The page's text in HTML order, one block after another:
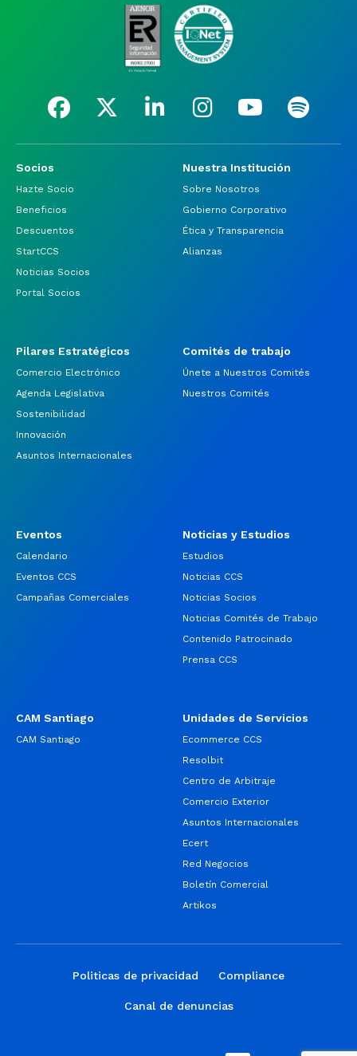
Socios
Hazte Socio
Beneficios
Descuentos
StartCCS
Noticias Socios
Portal Socios
Nuestra Institución
Sobre Nosotros
Gobierno Corporativo
Ética y Transparencia
Alianzas
Pilares Estratégicos
Comercio Electrónico
Agenda Legislativa
Sostenibilidad
Innovación
Asuntos Internacionales
Comités de trabajo
Únete a Nuestros Comités
Nuestros Comités
Eventos
Calendario
Eventos CCS
Campañas Comerciales
Noticias y Estudios
Estudios
Noticias CCS
Noticias Socios
Noticias Comités de Trabajo
Contenido Patrocinado
Prensa CCS
CAM Santiago
CAM Santiago
Unidades de Servicios
Ecommerce CCS
Resolbit
Centro de Arbitraje
Comercio Exterior
Asuntos Internacionales
Ecert
Red Negocios
Boletín Comercial
Artikos
Politicas de privacidad Compliance
Canal de denuncias